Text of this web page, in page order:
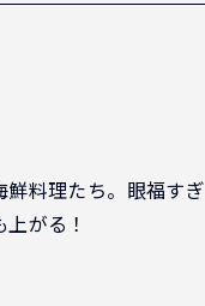
料理たち。眼福すぎ
がる！